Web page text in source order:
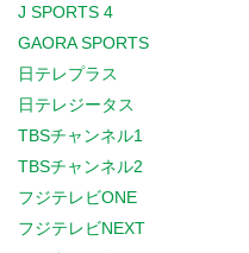
J SPORTS 4
GAORA SPORTS
日テレプラス
日テレジータス
TBSチャンネル1
TBSチャンネル2
フジテレビONE
フジテレビNEXT